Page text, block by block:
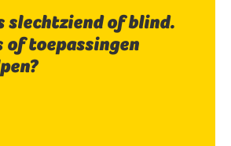
slechtziend of blind.
of toepassingen